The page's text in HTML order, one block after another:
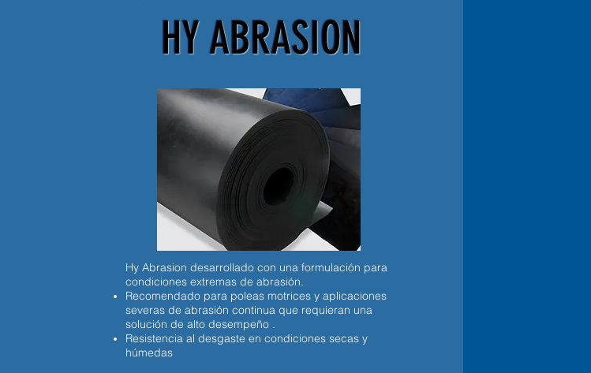
HY ABRASION
Hy Abrasion desarrollado con una formulación para
condiciones extremas de abrasión.
Recomendado para poleas motrices y aplicaciones
severas de abrasión continua que requieran una
solución de alto desempeño .
Resistencia al desgaste en condiciones secas y
húmedas